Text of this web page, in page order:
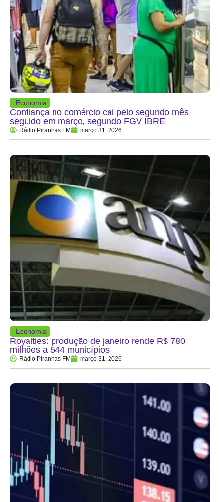
Economia
Confiança no comércio cai pelo segundo mês
seguido em março, segundo FGV IBRE
Rádio Piranhas FM março 31, 2026
Economia
Royalties: produção de janeiro rende R$ 780
milhões a 544 municípios
Rádio Piranhas FM março 31, 2026